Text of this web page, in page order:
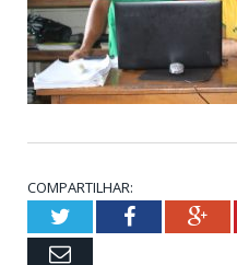
COMPARTILHAR:
TwitterFacebook
Email